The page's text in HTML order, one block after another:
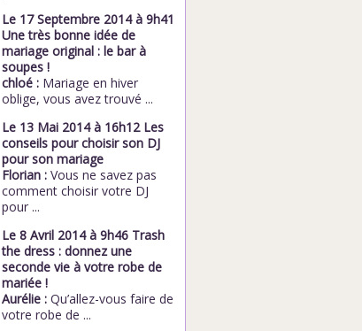
Le 17 Septembre 2014 à 9h41
Une très bonne idée de
mariage original : le bar à
soupes !
chloé : Mariage en hiver
oblige, vous avez trouvé ...
Le 13 Mai 2014 à 16h12 Les
conseils pour choisir son DJ
pour son mariage
Florian : Vous ne savez pas
comment choisir votre DJ
pour ...
Le 8 Avril 2014 à 9h46 Trash
the dress : donnez une
seconde vie à votre robe de
mariée !
Aurélie : Qu’allez-vous faire de
votre robe de ...